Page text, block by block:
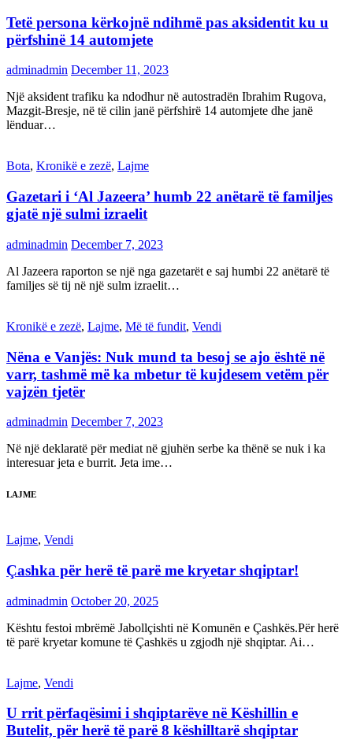
Tetë persona kërkojnë ndihmë pas aksidentit ku u
përfshinë 14 automjete
adminadmin December 11, 2023
Një aksident trafiku ka ndodhur në autostradën Ibrahim Rugova,
Mazgit-Bresje, në të cilin janë përfshirë 14 automjete dhe janë
lënduar…
Bota, Kronikë e zezë, Lajme
Gazetari i ‘Al Jazeera’ humb 22 anëtarë të familjes
gjatë një sulmi izraelit
adminadmin December 7, 2023
Al Jazeera raporton se një nga gazetarët e saj humbi 22 anëtarë të
familjes së tij në një sulm izraelit…
Kronikë e zezë, Lajme, Më të fundit, Vendi
Nëna e Vanjës: Nuk mund ta besoj se ajo është në
varr, tashmë më ka mbetur të kujdesem vetëm për
vajzën tjetër
adminadmin December 7, 2023
Në një deklaratë për mediat në gjuhën serbe ka thënë se nuk i ka
interesuar jeta e burrit. Jeta ime…
LAJME
Lajme, Vendi
Çashka për herë të parë me kryetar shqiptar!
adminadmin October 20, 2025
Kështu festoi mbrëmë Jabollçishti në Komunën e Çashkës.Për herë
të parë kryetar komune të Çashkës u zgjodh një shqiptar. Ai…
Lajme, Vendi
U rrit përfaqësimi i shqiptarëve në Këshillin e
Butelit, për herë të parë 8 këshilltarë shqiptar